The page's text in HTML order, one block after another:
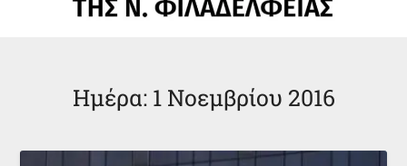
Ημέρα: 1 Νοεμβρίου 2016